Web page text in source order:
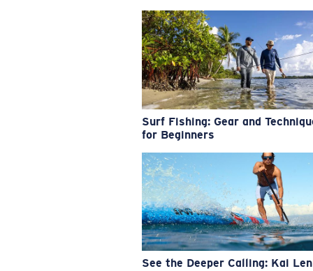
Surf Fishing: Gear and
for Beginners
See the Deeper Calling: Kai